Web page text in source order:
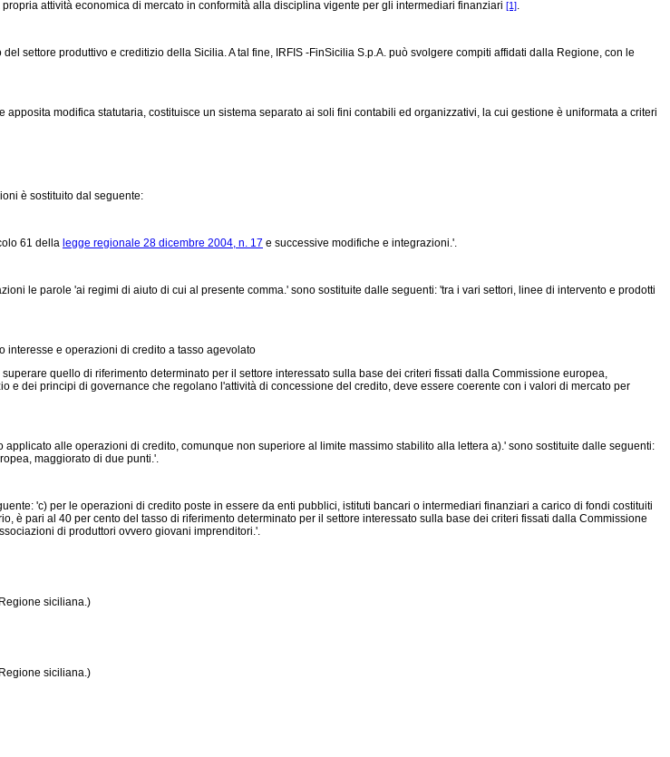
attività economica di mercato in conformità alla disciplina vigente per gli intermediari finanziari [1].
settore produttivo e creditizio della Sicilia. A tal fine, IRFIS -FinSicilia S.p.A. può svolgere compiti affidati dalla Regione, con le
modifica statutaria, costituisce un sistema separato ai soli fini contabili ed organizzativi, la cui gestione è uniformata a criteri
è sostituito dal seguente:
61 della legge regionale 28 dicembre 2004, n. 17 e successive modifiche e integrazioni.'.
le parole 'ai regimi di aiuto di cui al presente comma.' sono sostituite dalle seguenti: 'tra i vari settori, linee di intervento e prodotti
interesse e operazioni di credito a tasso agevolato
quello di riferimento determinato per il settore interessato sulla base dei criteri fissati dalla Commissione europea,
dei principi di governance che regolano l'attività di concessione del credito, deve essere coerente con i valori di mercato per
applicato alle operazioni di credito, comunque non superiore al limite massimo stabilito alla lettera a).' sono sostituite dalle seguenti:
maggiorato di due punti.'.
'c) per le operazioni di credito poste in essere da enti pubblici, istituti bancari o intermediari finanziari a carico di fondi costituiti
pari al 40 per cento del tasso di riferimento determinato per il settore interessato sulla base dei criteri fissati dalla Commissione
di produttori ovvero giovani imprenditori.'.
siciliana.)
siciliana.)